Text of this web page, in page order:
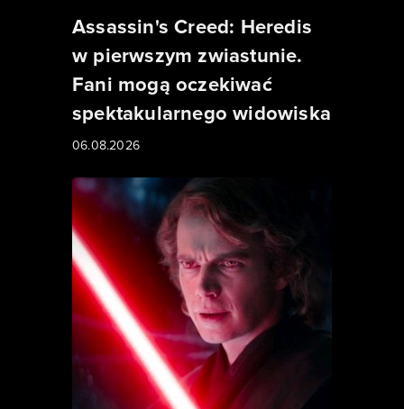
Assassin's Creed: Heredis
w pierwszym zwiastunie.
Fani mogą oczekiwać
spektakularnego widowiska
06.08.2026